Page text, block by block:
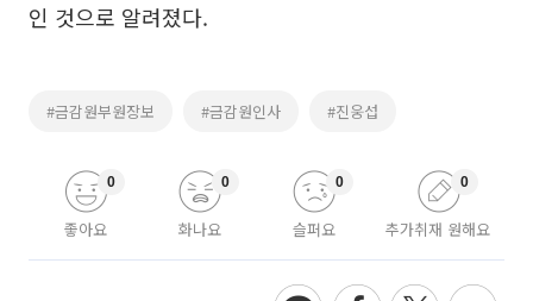
인 것으로 알려졌다.
#금감원부원장보 #금감원인사 #진웅섭
좋아요
0
화나요
0
슬퍼요
0
추가취재 원해요
0